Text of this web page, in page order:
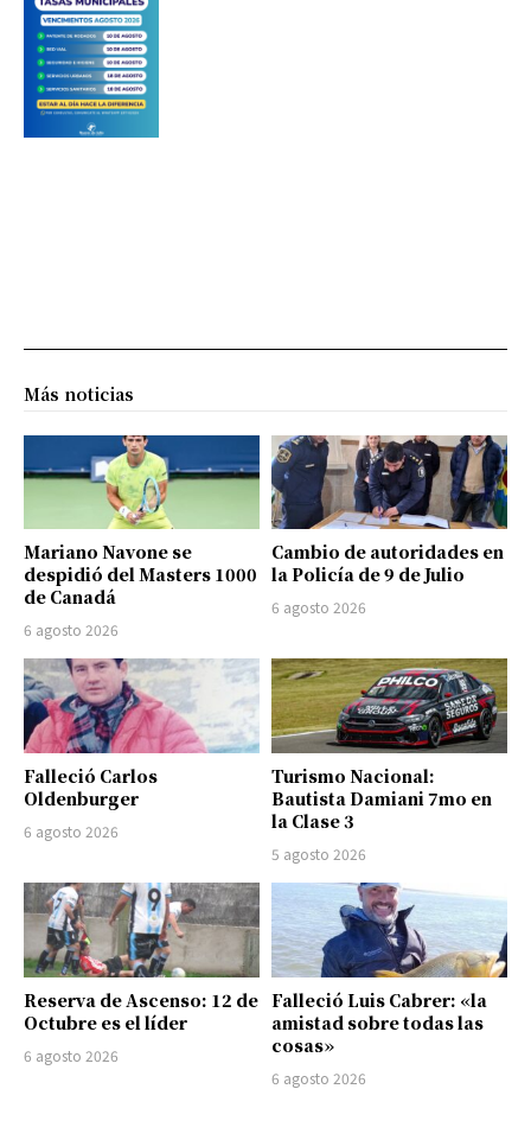
Más noticias
Mariano Navone se
despidió del Masters 1000
de Canadá
6 agosto 2026
Cambio de autoridades en
la Policía de 9 de Julio
6 agosto 2026
Falleció Carlos
Oldenburger
6 agosto 2026
Turismo Nacional:
Bautista Damiani 7mo en
la Clase 3
5 agosto 2026
Reserva de Ascenso: 12 de
Octubre es el líder
6 agosto 2026
Falleció Luis Cabrer: «la
amistad sobre todas las
cosas»
6 agosto 2026